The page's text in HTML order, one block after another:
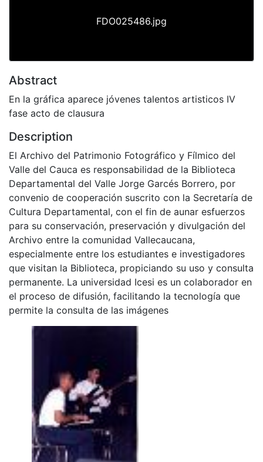
FDO025486.jpg
Abstract
En la gráfica aparece jóvenes talentos artisticos IV
fase acto de clausura
Description
El Archivo del Patrimonio Fotográfico y Fílmico del
Valle del Cauca es responsabilidad de la Biblioteca
Departamental del Valle Jorge Garcés Borrero, por
convenio de cooperación suscrito con la Secretaría de
Cultura Departamental, con el fin de aunar esfuerzos
para su conservación, preservación y divulgación del
Archivo entre la comunidad Vallecaucana,
especialmente entre los estudiantes e investigadores
que visitan la Biblioteca, propiciando su uso y consulta
permanente. La universidad Icesi es un colaborador en
el proceso de difusión, facilitando la tecnología que
permite la consulta de las imágenes